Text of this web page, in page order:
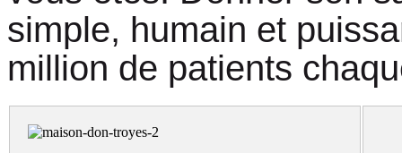
simple, humain et
million de patients